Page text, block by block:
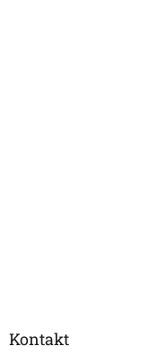
Kontakt